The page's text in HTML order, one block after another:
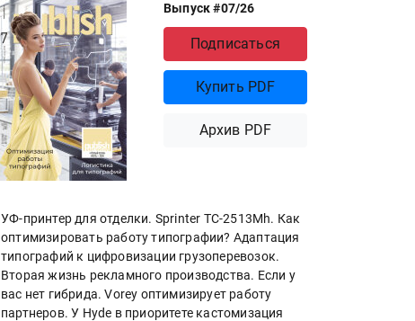
Выпуск #07/26
Подписаться
Купить PDF
Архив PDF
УФ-принтер для отделки. Sprinter ТС-2513Mh. Как
оптимизировать работу типографии? Адаптация
типографий к цифровизации грузоперевозок.
Вторая жизнь рекламного производства. Если у
вас нет гибрида. Vorey оптимизирует работу
партнеров. У Hyde в приоритете кастомизация